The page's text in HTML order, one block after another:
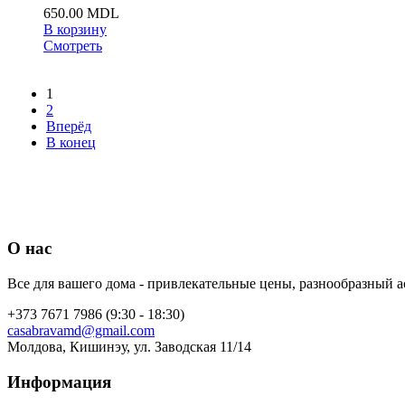
650.00 MDL
В корзину
Смотреть
1
2
Вперёд
В конец
О нас
Все для вашего дома - привлекательные цены, разнообразный
+373 7671 7986 (9:30 - 18:30)
casabravamd@gmail.com
Молдова, Кишинэу, ул. Заводская 11/14
Информация